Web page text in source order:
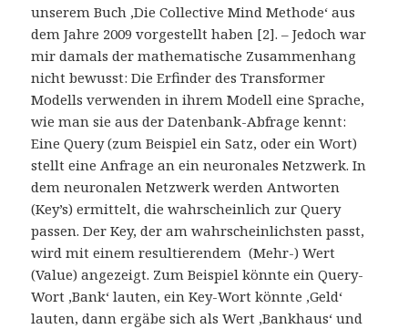
unserem Buch ‚Die Collective Mind Methode‘ aus
dem Jahre 2009 vorgestellt haben [2]. – Jedoch war
mir damals der mathematische Zusammenhang
nicht bewusst: Die Erfinder des Transformer
Modells verwenden in ihrem Modell eine Sprache,
wie man sie aus der Datenbank-Abfrage kennt:
Eine Query (zum Beispiel ein Satz, oder ein Wort)
stellt eine Anfrage an ein neuronales Netzwerk. In
dem neuronalen Netzwerk werden Antworten
(Key’s) ermittelt, die wahrscheinlich zur Query
passen. Der Key, der am wahrscheinlichsten passt,
wird mit einem resultierendem (Mehr-) Wert
(Value) angezeigt. Zum Beispiel könnte ein Query-
Wort ‚Bank‘ lauten, ein Key-Wort könnte ‚Geld‘
lauten, dann ergäbe sich als Wert ‚Bankhaus‘ und